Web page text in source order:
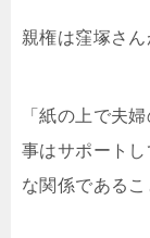
親権は窪塚さん
「紙の上で夫
事はサポート
な関係であるこ